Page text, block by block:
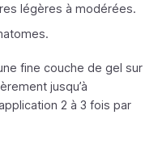
légères à modérées.
fine couche de gel sur
jusqu’à
2 à 3 fois par